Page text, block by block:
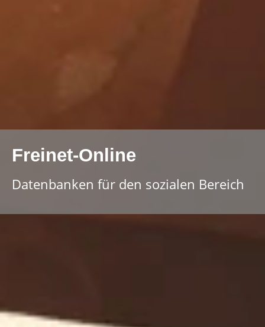
Freinet-Online
Datenbanken für den sozialen Bereich